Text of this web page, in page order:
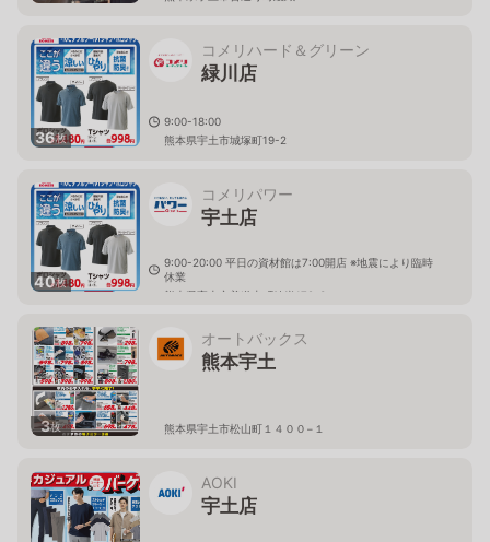
36枚
コメリハード＆グリーン
緑川店
9:00-18:00
熊本県宇土市城塚町19-2
40枚
コメリパワー
宇土店
9:00-20:00 平日の資材館は7:00開店 ※地震により臨時
休業
熊本県宇土市善道寺町綾織179-3
3枚
オートバックス
熊本宇土
熊本県宇土市松山町１４００−１
AOKI
宇土店